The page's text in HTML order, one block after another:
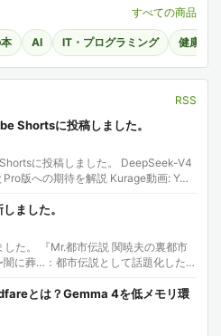
すべての商品
AI IT・プログラミング 健康・
RSS
Shortsに投稿しました。
に投稿しました。 DeepSeek-V4
版への期待を解説 Kurage動画: Y…
ました。
た。 『Mr.都市伝説 関暁夫の裏都市
に葬…：都市伝説として話題化した理
とは？Gemma 4を低メモリ環